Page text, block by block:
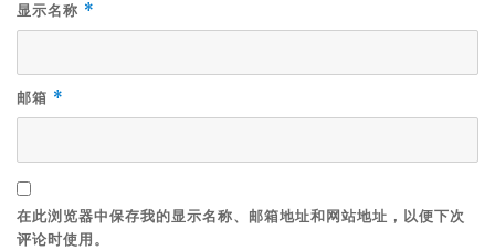
显示名称 *
邮箱 *
在此浏览器中保存我的显示名称、邮箱地址和网站地址，以便下次
评论时使用。